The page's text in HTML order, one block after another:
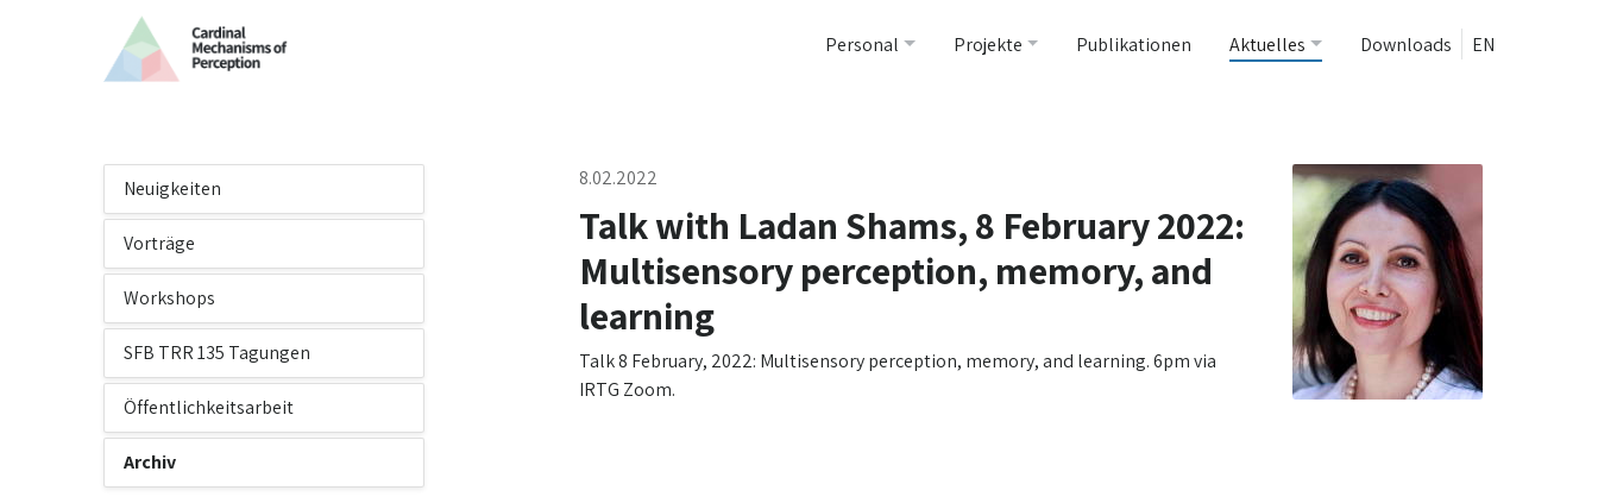
Personal Projekte Publikationen Aktuelles Downloads EN
Neuigkeiten
Vorträge
Workshops
SFB TRR 135 Tagungen
Öffentlichkeitsarbeit
Archiv
8.02.2022
Talk with Ladan Shams, 8 February 2022:
Multisensory perception, memory, and
learning
Talk 8 February, 2022: Multisensory perception, memory, and learning. 6pm via
IRTG Zoom.